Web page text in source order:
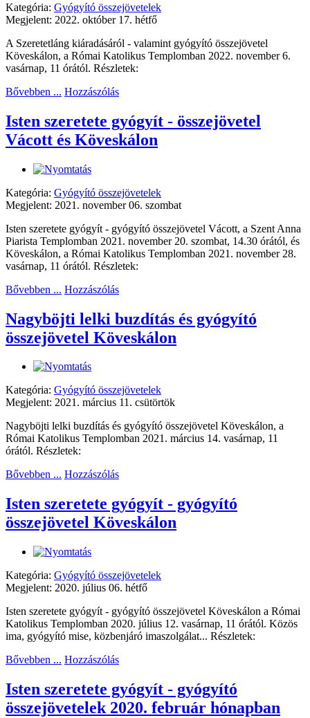
Kategória: Gyógyító összejövetelek
Megjelent: 2022. október 17. hétfő
A Szeretetláng kiáradásáról - valamint gyógyító összejövetel
Köveskálon, a Római Katolikus Templomban 2022. november 6.
vasárnap, 11 órától. Részletek:
Bővebben ... Hozzászólás
Isten szeretete gyógyít - összejövetel
Vácott és Köveskálon
Kategória: Gyógyító összejövetelek
Megjelent: 2021. november 06. szombat
Isten szeretete gyógyít - gyógyító összejövetel Vácott, a Szent Anna
Piarista Templomban 2021. november 20. szombat, 14.30 órától, és
Köveskálon, a Római Katolikus Templomban 2021. november 28.
vasárnap, 11 órától. Részletek:
Bővebben ... Hozzászólás
Nagyböjti lelki buzdítás és gyógyító
összejövetel Köveskálon
Kategória: Gyógyító összejövetelek
Megjelent: 2021. március 11. csütörtök
Nagyböjti lelki buzdítás és gyógyító összejövetel Köveskálon, a
Római Katolikus Templomban 2021. március 14. vasárnap, 11
órától. Részletek:
Bővebben ... Hozzászólás
Isten szeretete gyógyít - gyógyító
összejövetel Köveskálon
Kategória: Gyógyító összejövetelek
Megjelent: 2020. július 06. hétfő
Isten szeretete gyógyít - gyógyító összejövetel Köveskálon a Római
Katolikus Templomban 2020. július 12. vasárnap, 11 órától. Közös
ima, gyógyító mise, közbenjáró imaszolgálat... Részletek:
Bővebben ... Hozzászólás
Isten szeretete gyógyít - gyógyító
összejövetelek 2020. február hónapban